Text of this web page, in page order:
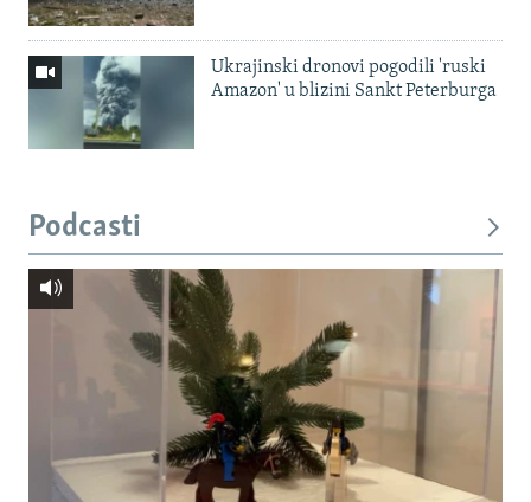
Ukrajinski dronovi pogodili 'ruski
Amazon' u blizini Sankt Peterburga
Podcasti